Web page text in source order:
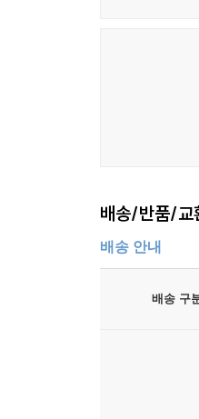
배송/반품/교
배송 안내
배송 구